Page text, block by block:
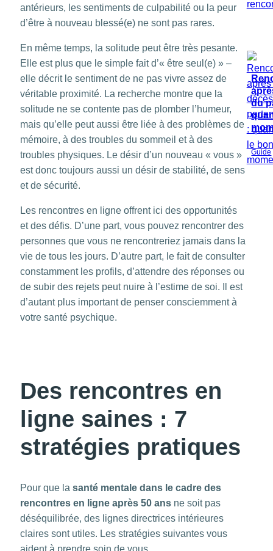
antérieurs, les sentiments de culpabilité ou la peur
d’être à nouveau blessé(e) ne sont pas rares.
En même temps, la solitude peut être très pesante.
Elle est plus que le simple fait d’« être seul(e) » –
elle décrit le sentiment de ne pas vivre assez de
véritable proximité. La recherche montre que la
solitude ne se contente pas de plomber l’humeur,
mais qu’elle peut aussi être liée à des problèmes de
mémoire, à des troubles du sommeil et à des
troubles physiques. Le désir d’un nouveau « vous »
est donc toujours aussi un désir de stabilité, de sens
et de sécurité.
Les rencontres en ligne offrent ici des opportunités
et des défis. D’une part, vous pouvez rencontrer des
personnes que vous ne rencontreriez jamais dans la
vie de tous les jours. D’autre part, le fait de consulter
constamment les profils, d’attendre des réponses ou
de subir des rejets peut nuire à l’estime de soi. Il est
d’autant plus important de penser consciemment à
votre santé psychique.
Des rencontres en
ligne saines : 7
stratégies pratiques
Pour que la santé mentale dans le cadre des
rencontres en ligne après 50 ansne soit pas
déséquilibrée, des lignes directrices intérieures
claires sont utiles. Les stratégies suivantes vous
aident à prendre soin de vous.
du
Guide